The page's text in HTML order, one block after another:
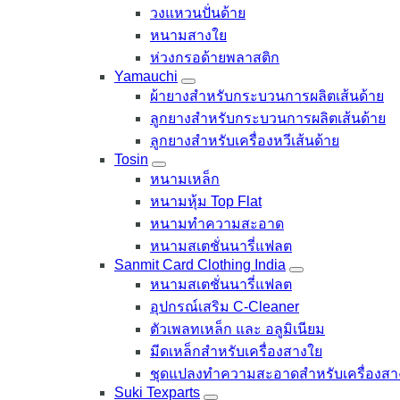
วงแหวนปั่นด้าย
หนามสางใย
ห่วงกรอด้ายพลาสติก
Yamauchi
ผ้ายางสำหรับกระบวนการผลิตเส้นด้าย
ลูกยางสำหรับกระบวนการผลิตเส้นด้าย
ลูกยางสำหรับเครื่องหวีเส้นด้าย
Tosin
หนามเหล็ก
หนามหุ้ม Top Flat
หนามทำความสะอาด
หนามสเตชั่นนารี่แฟลต
Sanmit Card Clothing India
หนามสเตชั่นนารี่แฟลต
อุปกรณ์เสริม C-Cleaner
ตัวเพลทเหล็ก และ อลูมิเนียม
มีดเหล็กสำหรับเครื่องสางใย
ชุดแปลงทำความสะอาดสำหรับเครื่องสา
Suki Texparts